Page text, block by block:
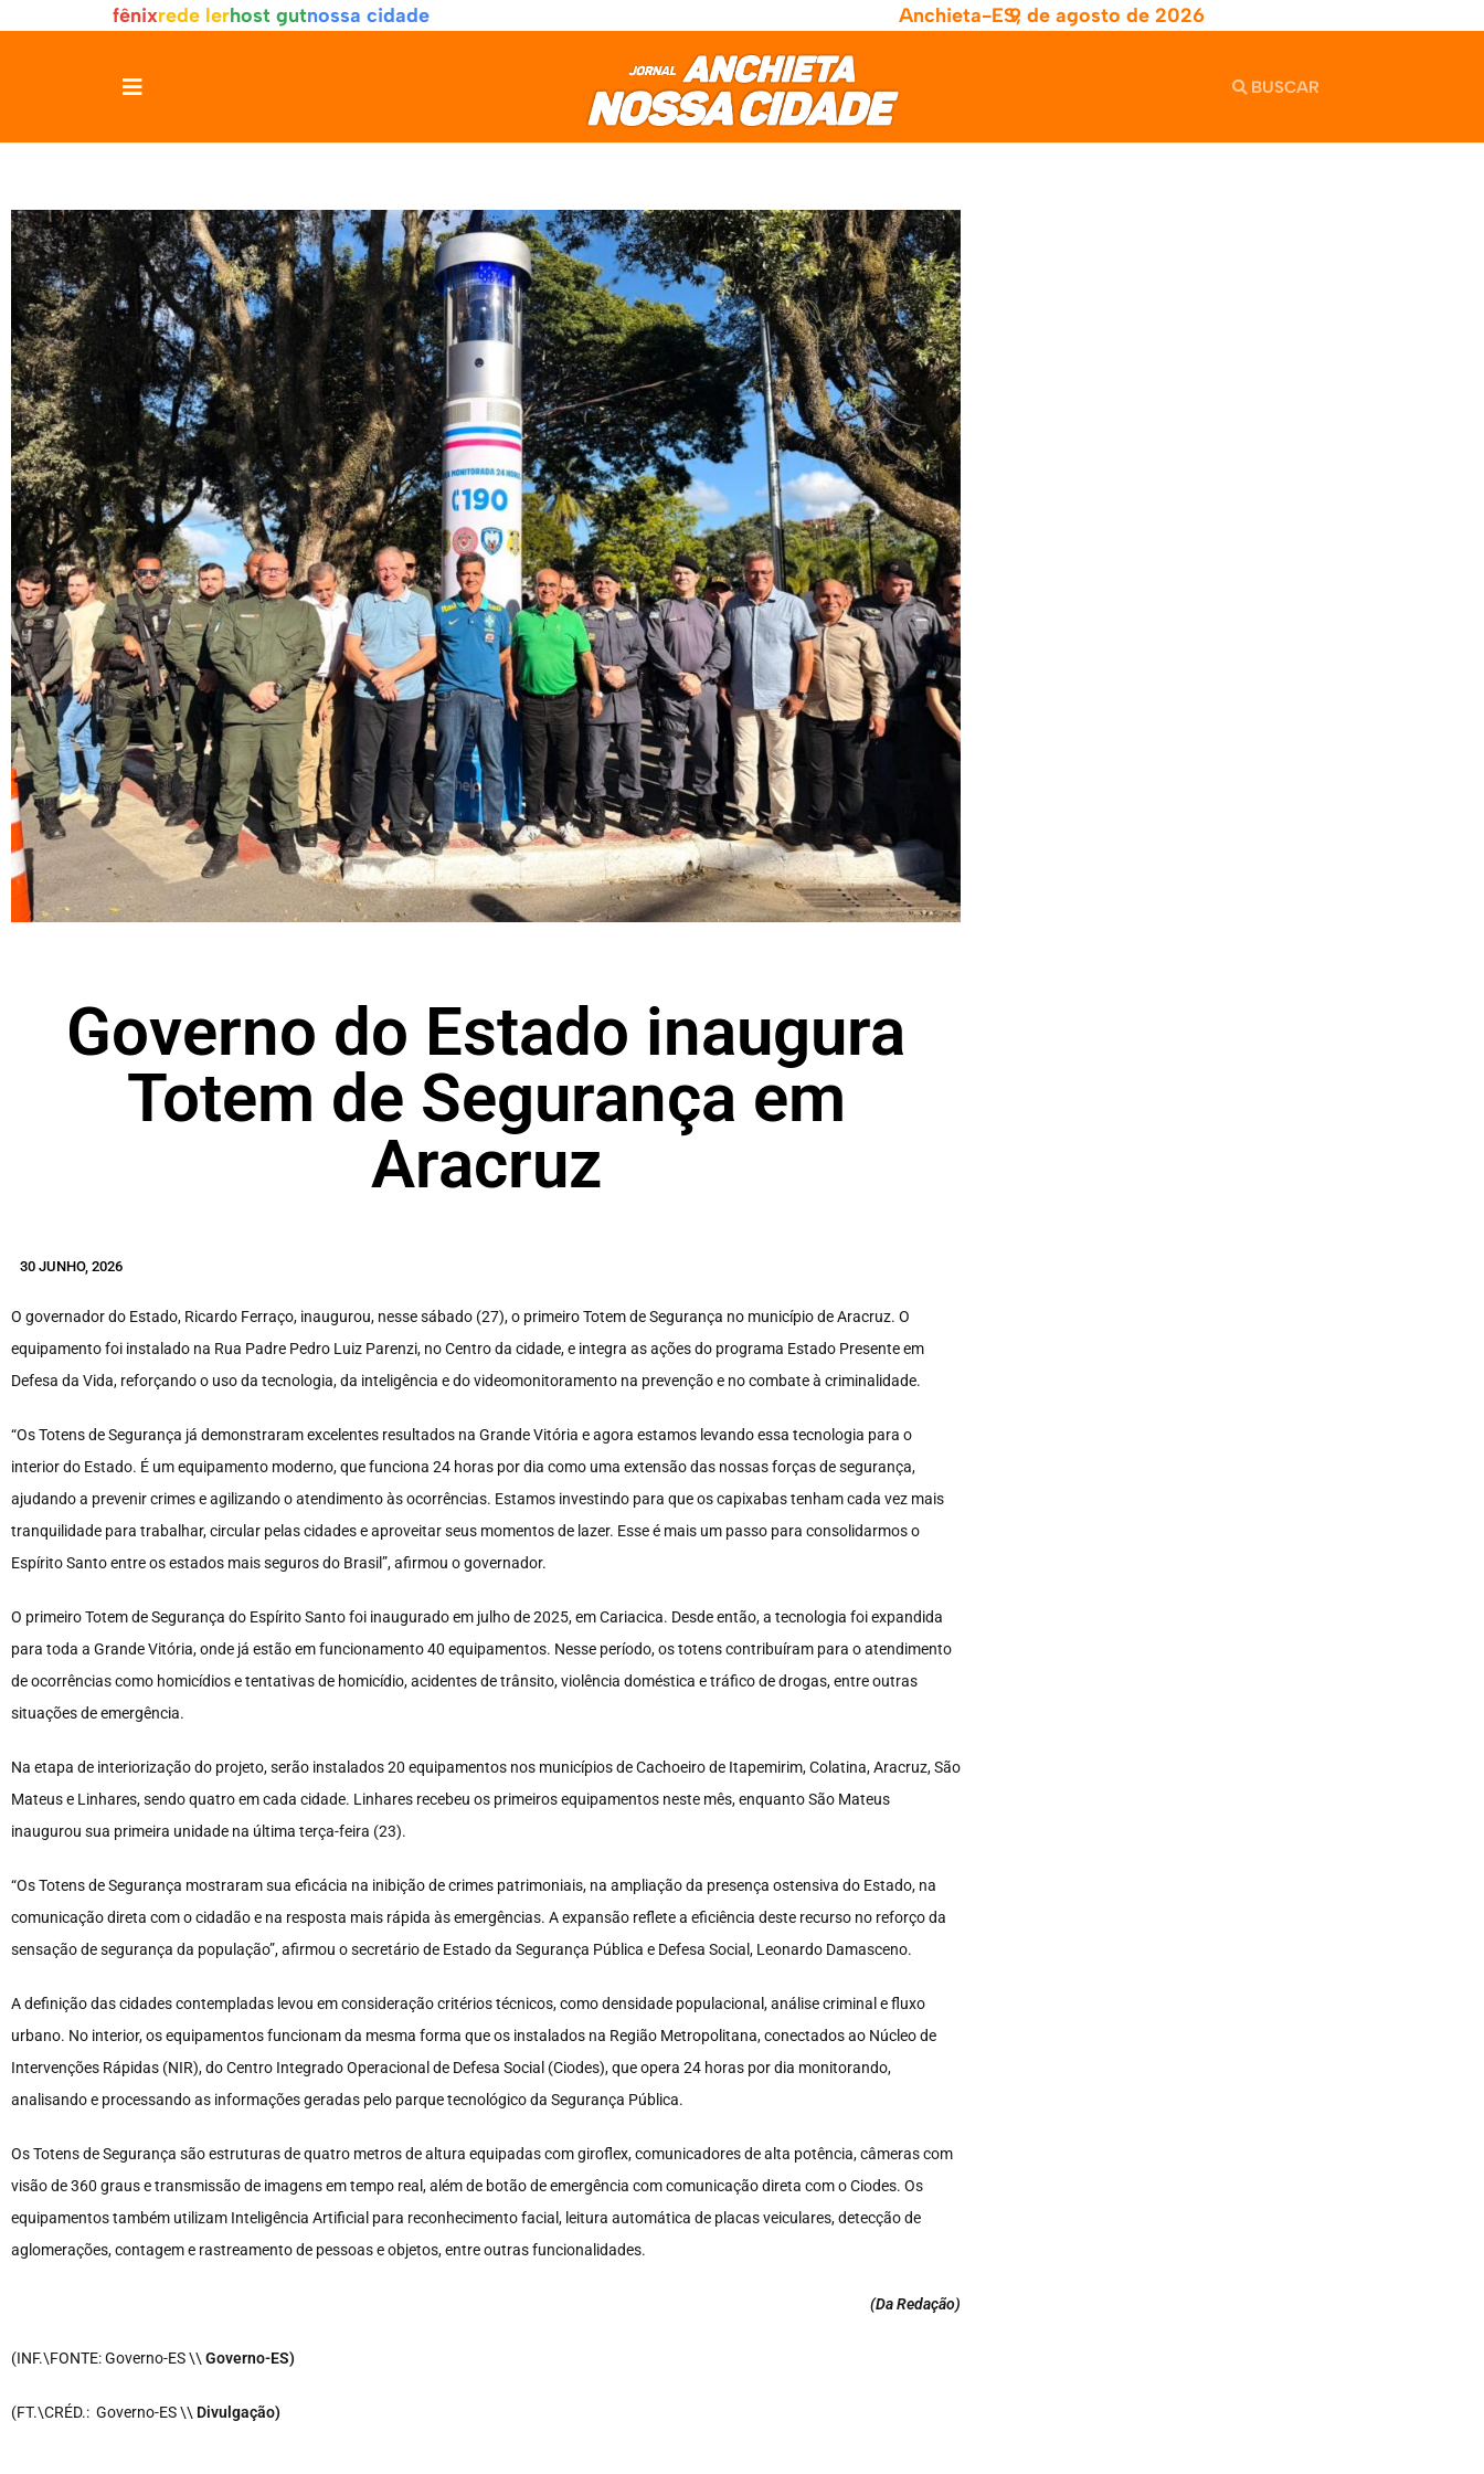
fênixrede lerhost gutnossa cidade Anchieta-ES,9 de agosto de 2026
Governo do Estado inaugura
Totem de Segurança em
Aracruz
30 JUNHO, 2026
O governador do Estado, Ricardo Ferraço, inaugurou, nesse sábado (27), o primeiro Totem de Segurança no município de Aracruz. O
equipamento foi instalado na Rua Padre Pedro Luiz Parenzi, no Centro da cidade, e integra as ações do programa Estado Presente em
Defesa da Vida, reforçando o uso da tecnologia, da inteligência e do videomonitoramento na prevenção e no combate à criminalidade.
“Os Totens de Segurança já demonstraram excelentes resultados na Grande Vitória e agora estamos levando essa tecnologia para o
interior do Estado. É um equipamento moderno, que funciona 24 horas por dia como uma extensão das nossas forças de segurança,
ajudando a prevenir crimes e agilizando o atendimento às ocorrências. Estamos investindo para que os capixabas tenham cada vez mais
tranquilidade para trabalhar, circular pelas cidades e aproveitar seus momentos de lazer. Esse é mais um passo para consolidarmos o
Espírito Santo entre os estados mais seguros do Brasil”, afirmou o governador.
O primeiro Totem de Segurança do Espírito Santo foi inaugurado em julho de 2025, em Cariacica. Desde então, a tecnologia foi expandida
para toda a Grande Vitória, onde já estão em funcionamento 40 equipamentos. Nesse período, os totens contribuíram para o atendimento
de ocorrências como homicídios e tentativas de homicídio, acidentes de trânsito, violência doméstica e tráfico de drogas, entre outras
situações de emergência.
Na etapa de interiorização do projeto, serão instalados 20 equipamentos nos municípios de Cachoeiro de Itapemirim, Colatina, Aracruz, São
Mateus e Linhares, sendo quatro em cada cidade. Linhares recebeu os primeiros equipamentos neste mês, enquanto São Mateus
inaugurou sua primeira unidade na última terça-feira (23).
“Os Totens de Segurança mostraram sua eficácia na inibição de crimes patrimoniais, na ampliação da presença ostensiva do Estado, na
comunicação direta com o cidadão e na resposta mais rápida às emergências. A expansão reflete a eficiência deste recurso no reforço da
sensação de segurança da população”, afirmou o secretário de Estado da Segurança Pública e Defesa Social, Leonardo Damasceno.
A definição das cidades contempladas levou em consideração critérios técnicos, como densidade populacional, análise criminal e fluxo
urbano. No interior, os equipamentos funcionam da mesma forma que os instalados na Região Metropolitana, conectados ao Núcleo de
Intervenções Rápidas (NIR), do Centro Integrado Operacional de Defesa Social (Ciodes), que opera 24 horas por dia monitorando,
analisando e processando as informações geradas pelo parque tecnológico da Segurança Pública.
Os Totens de Segurança são estruturas de quatro metros de altura equipadas com giroflex, comunicadores de alta potência, câmeras com
visão de 360 graus e transmissão de imagens em tempo real, além de botão de emergência com comunicação direta com o Ciodes. Os
equipamentos também utilizam Inteligência Artificial para reconhecimento facial, leitura automática de placas veiculares, detecção de
aglomerações, contagem e rastreamento de pessoas e objetos, entre outras funcionalidades.
(Da Redação)
(INF.\FONTE: Governo-ES \\ Governo-ES)
(FT.\CRÉD.: Governo-ES \\ Divulgação)